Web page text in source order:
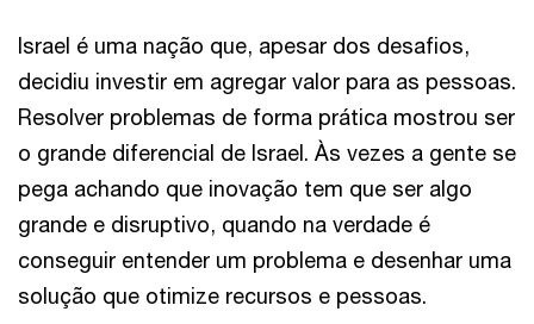
Israel é uma nação que, apesar dos desafios,
decidiu investir em agregar valor para as pessoas.
Resolver problemas de forma prática mostrou ser
o grande diferencial de Israel. Às vezes a gente se
pega achando que inovação tem que ser algo
grande e disruptivo, quando na verdade é
conseguir entender um problema e desenhar uma
solução que otimize recursos e pessoas.